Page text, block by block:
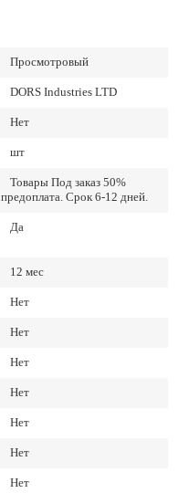
Просмотровый
DORS Industries LTD
Нет
шт
Товары Под заказ 50%
предоплата. Срок 6-12 дней.
Да
12 мес
Нет
Нет
Нет
Нет
Нет
Нет
Нет